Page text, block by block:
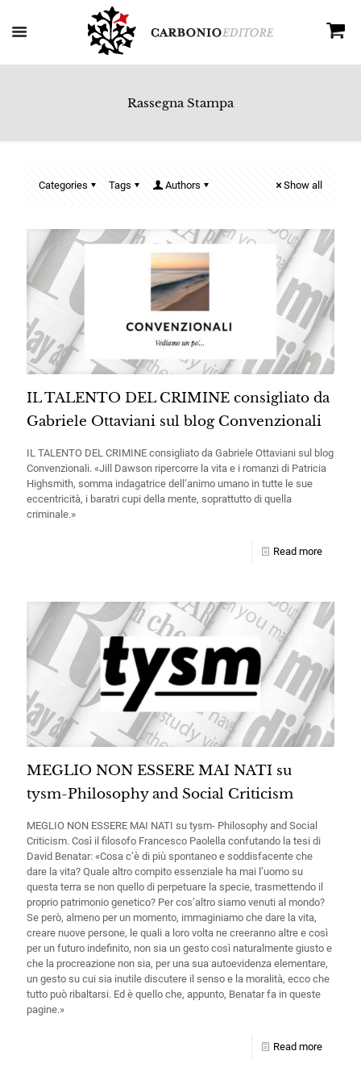
Rassegna Stampa
Categories Tags Authors Show all
IL TALENTO DEL CRIMINE consigliato da
Gabriele Ottaviani sul blog Convenzionali
IL TALENTO DEL CRIMINE consigliato da Gabriele Ottaviani sul blog
Convenzionali. «Jill Dawson ripercorre la vita e i romanzi di Patricia
Highsmith, somma indagatrice dell’animo umano in tutte le sue
eccentricità, i baratri cupi della mente, soprattutto di quella
criminale.»
Read more
MEGLIO NON ESSERE MAI NATI su
tysm-Philosophy and Social Criticism
MEGLIO NON ESSERE MAI NATI su tysm- Philosophy and Social
Criticism. Così il filosofo Francesco Paolella confutando la tesi di
David Benatar: «Cosa c’è di più spontaneo e soddisfacente che
dare la vita? Quale altro compito essenziale ha mai l’uomo su
questa terra se non quello di perpetuare la specie, trasmettendo il
proprio patrimonio genetico? Per cos’altro siamo venuti al mondo?
Se però, almeno per un momento, immaginiamo che dare la vita,
creare nuove persone, le quali a loro volta ne creeranno altre e così
per un futuro indefinito, non sia un gesto così naturalmente giusto e
che la procreazione non sia, per una sua autoevidenza elementare,
un gesto su cui sia inutile discutere il senso e la moralità, ecco che
tutto può ribaltarsi. Ed è quello che, appunto, Benatar fa in queste
pagine.»
Read more